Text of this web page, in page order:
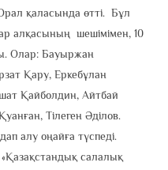
қаласында өтті. Бұл
алқасының шешімімен, 10
Олар: Бауыржан
Қару, Еркебұлан
Қайболдин, Айтбай
Тілеген Әділов.
алу оңайға түспеді.
салалық